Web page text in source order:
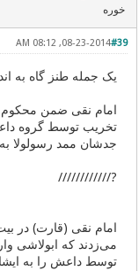
خوره
#39
08-23-2014, 08:12 AM
یک جمله طنز گاه به
امام نقی ضمن محکوم
تخریب توسط گروه
جدشان ممد رسولولا
?////////////
امام نقی (قارت) در
می‌زدند که ابولاشی
توسط داعش را به